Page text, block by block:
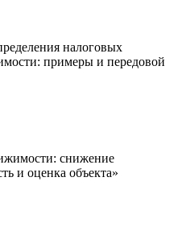
налоговых
примеры и передовой
снижение
и оценка объекта»